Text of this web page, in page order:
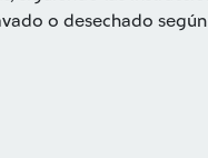
o desechado